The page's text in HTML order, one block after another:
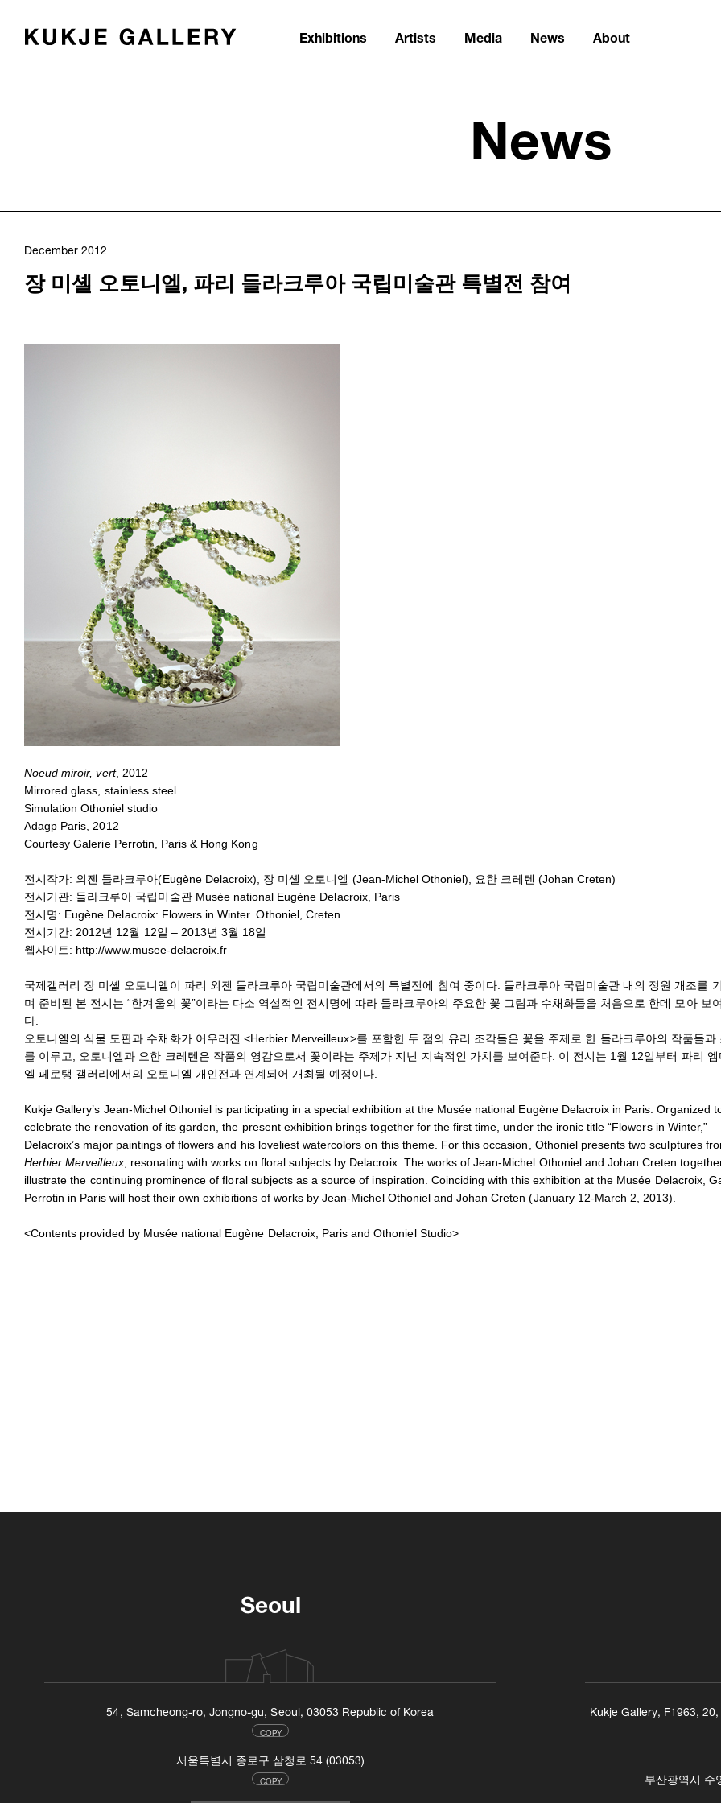
Exhibitions Artists Media News About
News
December 2012
장 미셸 오토니엘, 파리 들라크루아 국립미술관 특별전 참여
Noeud miroir, vert, 2012
Mirrored glass, stainless steel
Simulation Othoniel studio
Adagp Paris, 2012
Courtesy Galerie Perrotin, Paris & Hong Kong
전시작가: 외젠 들라크루아(Eugène Delacroix), 장 미셸 오토니엘 (Jean-Michel Othoniel), 요한 크레텐 (Johan Creten)
전시기관: 들라크루아 국립미술관 Musée national Eugène Delacroix, Paris
전시명: Eugène Delacroix: Flowers in Winter. Othoniel, Creten
전시기간: 2012년 12월 12일 – 2013년 3월 18일
웹사이트: http://www.musee-delacroix.fr
국제갤러리 장 미셸 오토니엘이 파리 외젠 들라크루아 국립미술관에서의 특별전에 참여 중이다. 들라크루아 국립미술관 내의 정원 개조를
며 준비된 본 전시는 “한겨울의 꽃”이라는 다소 역설적인 전시명에 따라 들라크루아의 주요한 꽃 그림과 수채화들을 처음으로 한데 모아 보
다.
오토니엘의 식물 도판과 수채화가 어우러진 <Herbier Merveilleux>를 포함한 두 점의 유리 조각들은 꽃을 주제로 한 들라크루아의 작품들과
를 이루고, 오토니엘과 요한 크레텐은 작품의 영감으로서 꽃이라는 주제가 지닌 지속적인 가치를 보여준다. 이 전시는 1월 12일부터 파리 엠
엘 페로탱 갤러리에서의 오토니엘 개인전과 연계되어 개최될 예정이다.
Kukje Gallery’s Jean-Michel Othoniel is participating in a special exhibition at the Musée national Eugène Delacroix in Paris. Organized
celebrate the renovation of its garden, the present exhibition brings together for the first time, under the ironic title “Flowers in Winter,”
Delacroix’s major paintings of flowers and his loveliest watercolors on this theme. For this occasion, Othoniel presents two sculptures
Herbier Merveilleux, resonating with works on floral subjects by Delacroix. The works of Jean-Michel Othoniel and Johan Creten
illustrate the continuing prominence of floral subjects as a source of inspiration. Coinciding with this exhibition at the Musée Delacroix,
Perrotin in Paris will host their own exhibitions of works by Jean-Michel Othoniel and Johan Creten (January 12-March 2, 2013).
<Contents provided by Musée national Eugène Delacroix, Paris and Othoniel Studio>
Seoul
54, Samcheong-ro, Jongno-gu, Seoul, 03053 Republic of Korea
COPY
서울특별시 종로구 삼청로 54 (03053)
COPY
Kukje Gallery, F1963,
부산광역시